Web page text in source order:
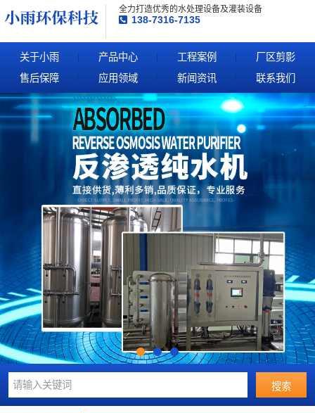
全力打造优秀的水处理设备及灌装设备
138-7316-7135
关于小雨 产品中心 工程案例
厂区剪影
售后保障
应用领域 新闻资讯 联系我们